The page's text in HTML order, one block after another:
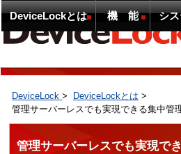
DeviceLockとは 機 能 シ
DeviceLock > DeviceLockとは >
管理サーバーレスでも実現できる集中管
管理サーバーレスでも実現で